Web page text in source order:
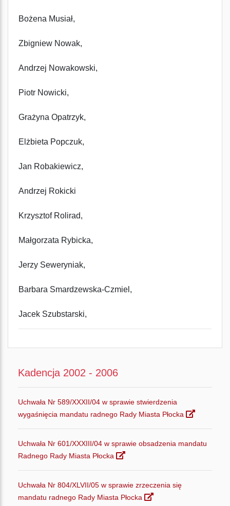
Bożena Musiał,
Zbigniew Nowak,
Andrzej Nowakowski,
Piotr Nowicki,
Grażyna Opatrzyk,
Elżbieta Popczuk,
Jan Robakiewicz,
Andrzej Rokicki
Krzysztof Rolirad,
Małgorzata Rybicka,
Jerzy Seweryniak,
Barbara Smardzewska-Czmiel,
Jacek Szubstarski,
Kadencja 2002 - 2006
Uchwała Nr 589/XXXII/04 w sprawie stwierdzenia
wygaśnięcia mandatu radnego Rady Miasta Płocka
Uchwała Nr 601/XXXIII/04 w sprawie obsadzenia mandatu
Radnego Rady Miasta Płocka
Uchwała Nr 804/XLVII/05 w sprawie zrzeczenia się
mandatu radnego Rady Miasta Płocka